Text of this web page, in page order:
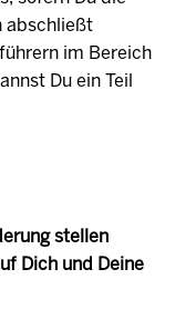
abschließt
im Bereich
Du ein Teil
stellen
Dich und Deine